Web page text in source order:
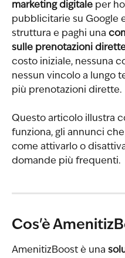
marketing digitale per
pubblicitarie su Google
struttura e paghi una
sulle prenotazioni
costo iniziale, nessuna
nessun vincolo a lungo
più prenotazioni dirette.
Questo articolo illustra
funziona, gli annunci
come attivarlo o
domande più frequenti.
Cos'è
AmenitizBoost è una